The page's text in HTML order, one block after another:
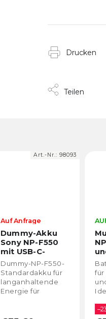
Drucken
Teilen
Dummy-Akku
Sony NP-F550
mit USB-C-
Anschluss
Auf Anfrage
Dummy-NP-F550-
Standardakku für
langanhaltende
Energie für
Art.-Nr.: 98093
für